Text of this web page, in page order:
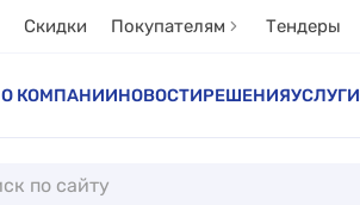
Скидки Покупателям Тендеры
О КОМПАНИИНОВОСТИРЕШЕНИЯУСЛУГИ